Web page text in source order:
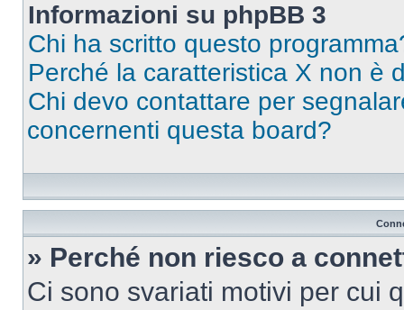
Informazioni su phpBB 3
Chi ha scritto questo
Perché la caratteristica X non è
Chi devo contattare per
concernenti questa board?
» Perché non riesco a
Ci sono svariati motivi per cui